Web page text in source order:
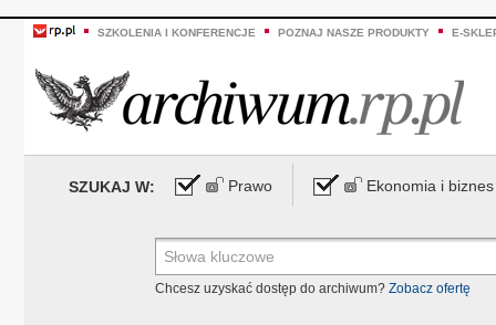
SZKOLENIA I KONFERENCJE POZNAJ NASZE PRODUKTY E-
SZUKAJ W: Prawo Ekonomia i biznes
Chcesz uzyskać dostęp do archiwum? Zobacz ofertę